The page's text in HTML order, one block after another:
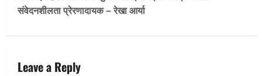
n
संवेदनशीलता प्रेरणादायक – रेखा आर्या
Leave a Reply